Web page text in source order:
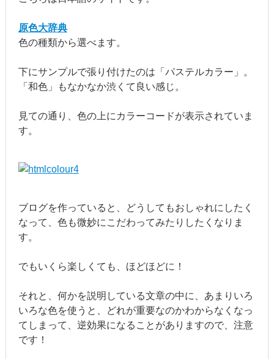
原色大辞典
色の種類から選べます。
下にサンプルで張り付けたのは「パステルカラー」。
「和色」もなかなか渋くて良い感じ。
見ての通り、色の上にカラーコードが表示されていま
す。
ブログを作っていると、どうしてもおしゃれにしたく
なって、色も微妙にこだわってみたりしたくなりま
す。
でもいくら楽しくても、ほどほどに！
それと、何かを説明している文章の中に、あまりいろ
いろな色を使うと、どれが重要なのかわからなくなっ
てしまって、逆効果になることがありますので、注意
です！